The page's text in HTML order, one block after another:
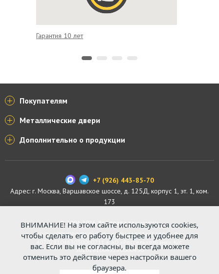
Гарантия 10 лет
Покупателям
Металлические двери
Дополнительно о продукции
+7 (926) 443-85-70
Адрес: г. Москва, Варшавское шоссе, д. 125Д, корпус 1, эт. 1, ком.
173
© 2004-2026. Все права защищены.
ООО «СПЕЦПРОФКОНТУР», ОГРН 1187746529816. Р/с:
40702810463030000711 в АО «Россельхозбанк». К/с:
30101810045250000430
ВНИМАНИЕ! На этом сайте используются cookies,
чтобы сделать его работу быстрее и удобнее для
вас. Если вы не согласны, вы всегда можете
отменить это действие через настройки вашего
браузера.